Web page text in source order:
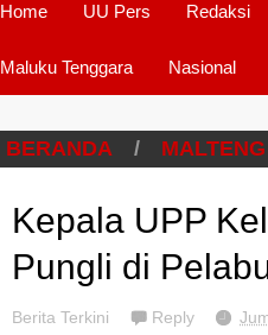
Home UU Pers Redaksi
Maluku Tenggara Nasional
BERANDA / MALTENG
Kepala UPP
Pungli di
Berita Terkini Reply